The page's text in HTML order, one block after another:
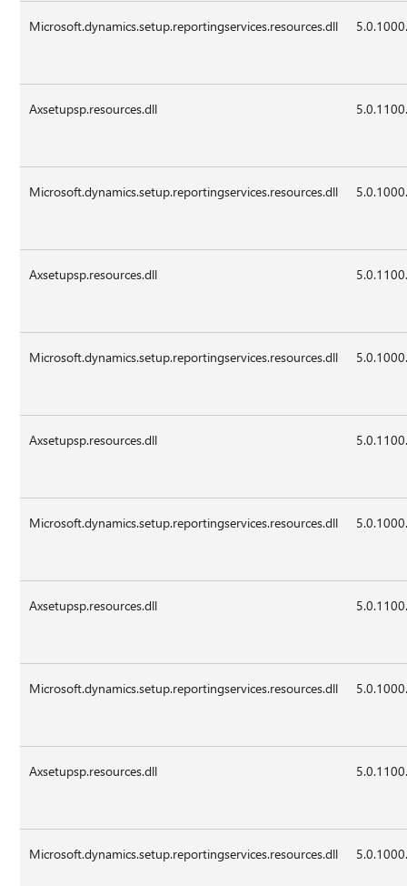
Microsoft.dynamics.setup.reportingservices.resources.dll
Axsetupsp.resources.dll
Microsoft.dynamics.setup.reportingservices.resources.dll
Axsetupsp.resources.dll
Microsoft.dynamics.setup.reportingservices.resources.dll
Axsetupsp.resources.dll
Microsoft.dynamics.setup.reportingservices.resources.dll
Axsetupsp.resources.dll
Microsoft.dynamics.setup.reportingservices.resources.dll
Axsetupsp.resources.dll
Microsoft.dynamics.setup.reportingservices.resources.dll